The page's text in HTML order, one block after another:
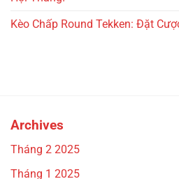
Kèo Chấp Round Tekken: Đặt
Archives
Tháng 2 2025
Tháng 1 2025